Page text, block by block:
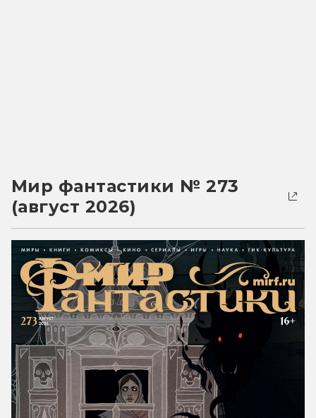
Мир фантастики № 273
(август 2026)